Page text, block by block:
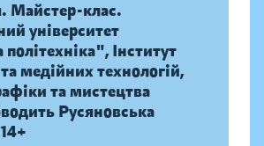
Майстер-клас.
університет
Інститут
та медійних технологій,
та мистецтва
Русяновська